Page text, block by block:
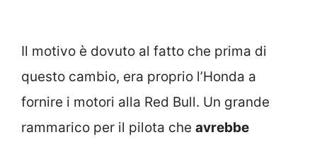
Il motivo è dovuto al fatto che prima di
questo cambio, era proprio l’Honda a
fornire i motori alla Red Bull. Un grande
rammarico per il pilota che avrebbe